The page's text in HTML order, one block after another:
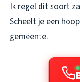
Ik regel dit soort
Scheelt je een
gemeente.